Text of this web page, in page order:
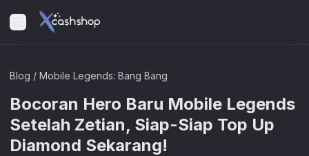
Blog / Mobile Legends: Bang Bang
Bocoran Hero Baru Mobile Legends
Setelah Zetian, Siap-Siap Top Up
Diamond Sekarang!